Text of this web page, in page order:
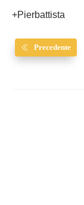
+Pierbattista
Precedente